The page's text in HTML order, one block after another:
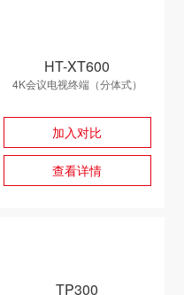
HT-XT600
4K会议电视终端（分体式）
加入对比
查看详情
TP300